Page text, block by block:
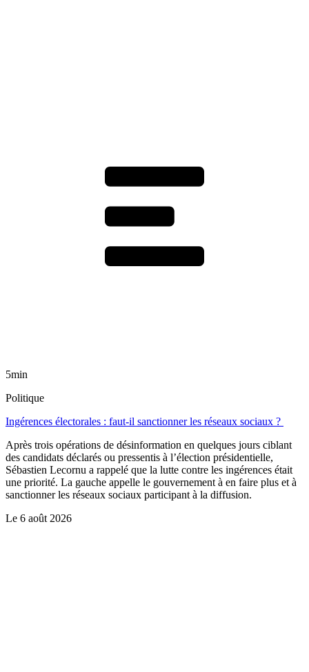
5min
Politique
Ingérences électorales : faut-il sanctionner les réseaux sociaux ?
Après trois opérations de désinformation en quelques jours ciblant
des candidats déclarés ou pressentis à l’élection présidentielle,
Sébastien Lecornu a rappelé que la lutte contre les ingérences était
une priorité. La gauche appelle le gouvernement à en faire plus et à
sanctionner les réseaux sociaux participant à la diffusion.
Le 6 août 2026